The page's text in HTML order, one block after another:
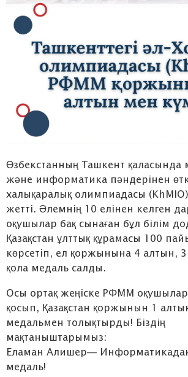
Өзбекстанның Ташкент қаласында
және информатика пәндерінен
халықаралық олимпиадасы
жетті. Әлемнің 10 елінен келген
оқушылар бақ сынаған бұл білім
Қазақстан ұлттық құрамасы 100
көрсетіп, ел қоржынына 4 алтын, 3
қола медаль салды.
Осы ортақ жеңіске РФММ
қосып, Қазақстан қоржынын 1
медальмен толықтырды! Біздің
мақтаныштарымыз:
Еламан Алишер—
медаль!